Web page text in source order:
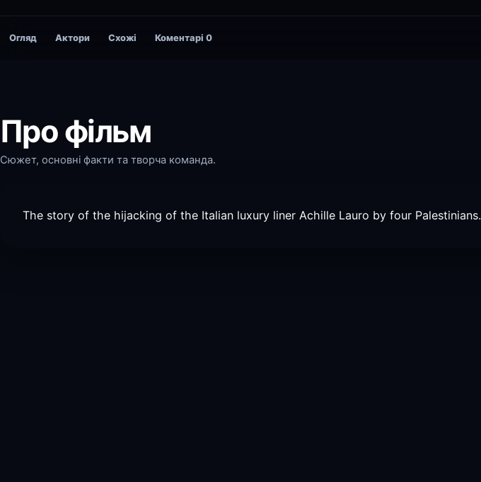
Огляд Актори Схожі Коментарі 0
Про фільм
Сюжет, основні факти та творча команда.
The story of the hijacking of the Italian luxury liner Achille Lauro by four Palestinians.